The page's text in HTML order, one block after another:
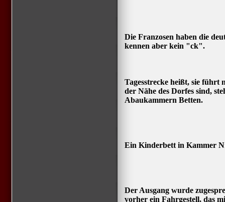
Die Franzosen haben die
kennen aber kein "ck".
Tagesstrecke heißt, sie führt
der Nähe des Dorfes sind,
Abaukammern Betten.
Ein Kinderbett in Kammer
Der Ausgang wurde
vorher ein Fahrgestell, das